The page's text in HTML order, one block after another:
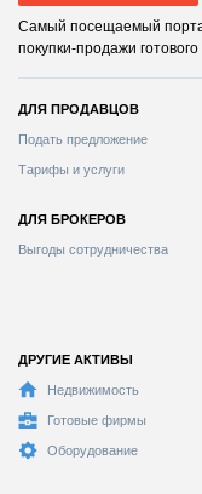
Самый посещаемый
покупки-продажи
ДЛЯ ПРОДАВЦОВ
Тарифы и услуги
ДЛЯ БРОКЕРОВ
Выгоды сотрудничества
ДРУГИЕ АКТИВЫ
Недвижимость
Готовые фирмы
Оборудование